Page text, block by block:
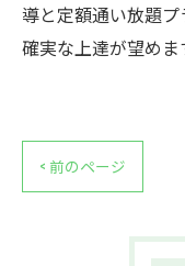
導と定額通い放題プ
確実な上達が望めま
< 前のページ